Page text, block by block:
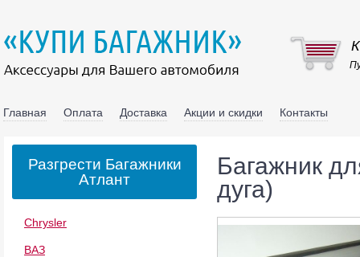
Главная Оплата Доставка Акции и скидки Контакты
Chrysler
ВАЗ
Багажник
дуга)
Разгрести Багажники
Атлант